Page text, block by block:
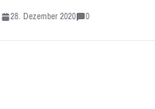
28. Dezember 2020 0